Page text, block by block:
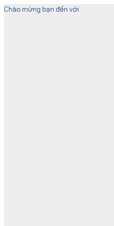
Skip
Chào mừng bạn đến với